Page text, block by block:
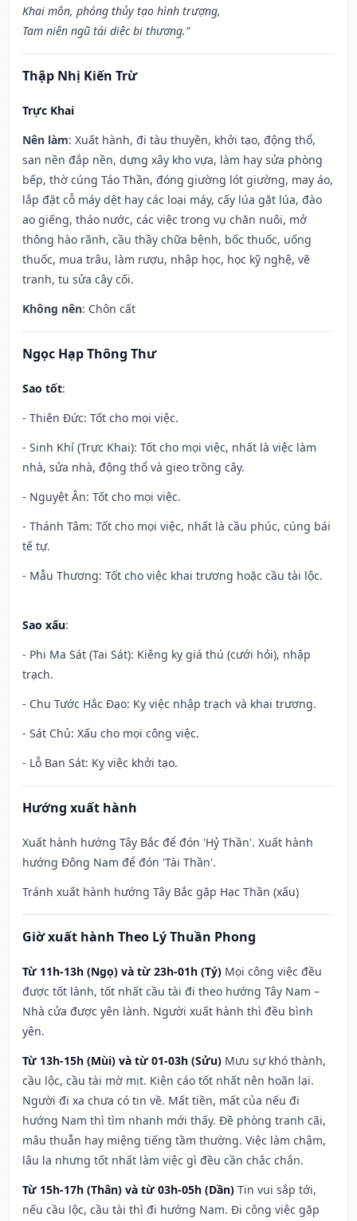
Khai môn, phóng thủy tạo hình trượng,
Tam niên ngũ tái diệc bi thương.”
Thập Nhị Kiến Trừ
Trực Khai
Nên làm: Xuất hành, đi tàu thuyền, khởi tạo, động thổ,
san nền đắp nền, dựng xây kho vựa, làm hay sửa phòng
bếp, thờ cúng Táo Thần, đóng giường lót giường, may áo,
lắp đặt cỗ máy dệt hay các loại máy, cấy lúa gặt lúa, đào
ao giếng, tháo nước, các việc trong vụ chăn nuôi, mở
thông hào rãnh, cầu thầy chữa bệnh, bốc thuốc, uống
thuốc, mua trâu, làm rượu, nhập học, học kỹ nghệ, vẽ
tranh, tu sửa cây cối.
Không nên: Chôn cất
Ngọc Hạp Thông Thư
Sao tốt:
- Thiên Đức: Tốt cho mọi việc.
- Sinh Khí (Trực Khai): Tốt cho mọi việc, nhất là việc làm
nhà, sửa nhà, động thổ và gieo trồng cây.
- Nguyệt Ân: Tốt cho mọi việc.
- Thánh Tâm: Tốt cho mọi việc, nhất là cầu phúc, cúng bái
tế tự.
- Mẫu Thương: Tốt cho việc khai trương hoặc cầu tài lộc.
Sao xấu:
- Phi Ma Sát (Tai Sát): Kiêng kỵ giá thú (cưới hỏi), nhập
trạch.
- Chu Tước Hắc Đạo: Kỵ việc nhập trạch và khai trương.
- Sát Chủ: Xấu cho mọi công việc.
- Lỗ Ban Sát: Kỵ việc khởi tạo.
Hướng xuất hành
Xuất hành hướng Tây Bắc để đón 'Hỷ Thần'. Xuất hành
hướng Đông Nam để đón 'Tài Thần'.
Tránh xuất hành hướng Tây Bắc gặp Hạc Thần (xấu)
Giờ xuất hành Theo Lý Thuần Phong
Từ 11h-13h (Ngọ) và từ 23h-01h (Tý) Mọi công việc đều
được tốt lành, tốt nhất cầu tài đi theo hướng Tây Nam –
Nhà cửa được yên lành. Người xuất hành thì đều bình
yên.
Từ 13h-15h (Mùi) và từ 01-03h (Sửu) Mưu sự khó thành,
cầu lộc, cầu tài mờ mịt. Kiện cáo tốt nhất nên hoãn lại.
Người đi xa chưa có tin về. Mất tiền, mất của nếu đi
hướng Nam thì tìm nhanh mới thấy. Đề phòng tranh cãi,
mâu thuẫn hay miệng tiếng tầm thường. Việc làm chậm,
lâu la nhưng tốt nhất làm việc gì đều cần chắc chắn.
Từ 15h-17h (Thân) và từ 03h-05h (Dần) Tin vui sắp tới,
nếu cầu lộc, cầu tài thì đi hướng Nam. Đi công việc gặp